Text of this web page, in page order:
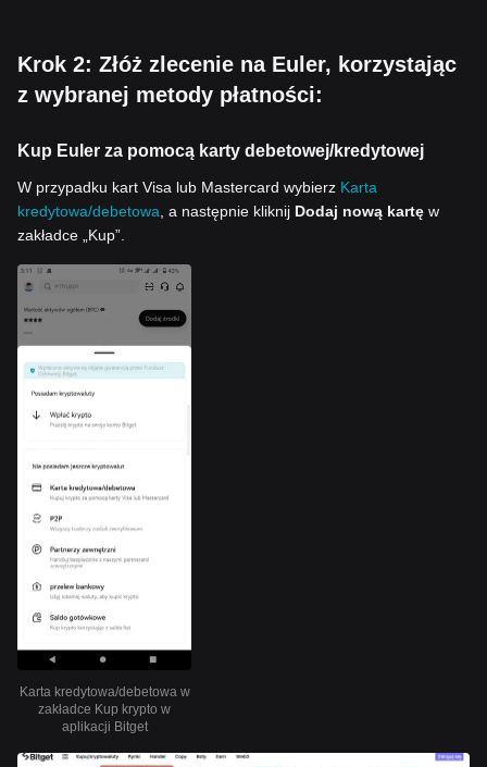
Krok 2: Złóż zlecenie na Euler, korzystając
z wybranej metody płatności:
Kup Euler za pomocą karty debetowej/kredytowej
W przypadku kart Visa lub Mastercard wybierz Karta
kredytowa/debetowa , a następnie kliknij Dodaj nową kartę w
zakładce „Kup”.
Karta kredytowa/debetowa w
zakładce Kup krypto w
aplikacji Bitget